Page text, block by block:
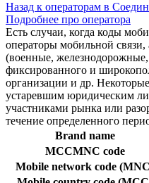
Назад к операторам в
Подробнее про оператора
Есть случаи, когда коды
операторы мобильной связи,
(военные,
фиксированного и
организации и др.
устаревшим юридическим
участниками рынка или
течение определенного
Brand name
MCCMNC code
Mobile network code